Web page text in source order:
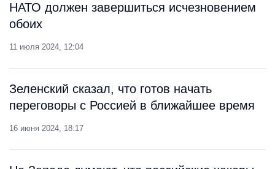
НАТО должен завершиться исчезновением
обоих
11 июля 2024, 12:04
Зеленский сказал, что готов начать
переговоры с Россией в ближайшее время
16 июня 2024, 18:17